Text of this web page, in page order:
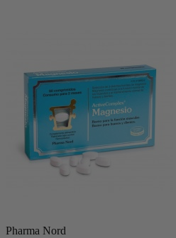
Pharma Nord